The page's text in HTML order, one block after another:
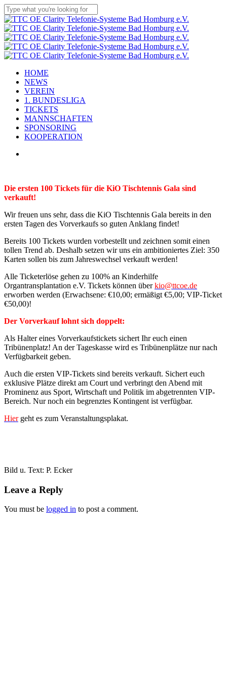
Skip
to
main
content
Close
Search
Menu
HOME
NEWS
VEREIN
1. BUNDESLIGA
TICKETS
MANNSCHAFTEN
SPONSORING
KOOPERATION
Die ersten 100 Tickets für die KiO Tischtennis Gala sind
verkauft!
Wir freuen uns sehr, dass die KiO Tischtennis Gala bereits in den
ersten Tagen des Vorverkaufs so guten Anklang findet!
Bereits 100 Tickets wurden vorbestellt und zeichnen somit einen
tollen Trend ab. Deshalb setzen wir uns ein ambitioniertes Ziel: 350
Karten sollen bis zum Jahreswechsel verkauft werden!
Alle Ticketerlöse gehen zu 100% an Kinderhilfe
Organtransplantation e.V. Tickets können überkio@ttcoe.de
erworben werden (Erwachsene: €10,00; ermäßigt €5,00; VIP-Ticket
€50,00)!
Der Vorverkauf lohnt sich doppelt:
Als Halter eines Vorverkaufstickets sichert Ihr euch einen
Tribünenplatz! An der Tageskasse wird es Tribünenplätze nur nach
Verfügbarkeit geben.
Auch die ersten VIP-Tickets sind bereits verkauft. Sichert euch
exklusive Plätze direkt am Court und verbringt den Abend mit
Prominenz aus Sport, Wirtschaft und Politik im abgetrennten VIP-
Bereich. Nur noch ein begrenztes Kontingent ist verfügbar.
Hiergeht es zum Veranstaltungsplakat.
Bild u. Text: P. Ecker
Leave a Reply
You must be logged in to post a comment.